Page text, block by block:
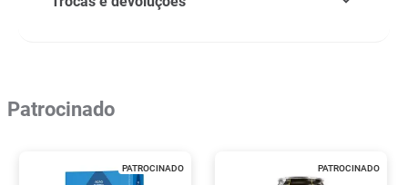
Patrocinado
PATROCINADO PATROCINADO